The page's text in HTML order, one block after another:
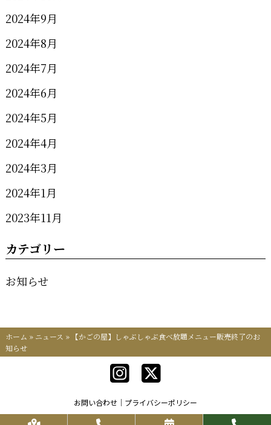
2024年9月
2024年8月
2024年7月
2024年6月
2024年5月
2024年4月
2024年3月
2024年1月
2023年11月
カテゴリー
お知らせ
ホーム » ニュース » 【かごの屋】しゃぶしゃぶ食べ放題メニュー販売終了のお
知らせ
お問い合わせ プライバシーポリシー